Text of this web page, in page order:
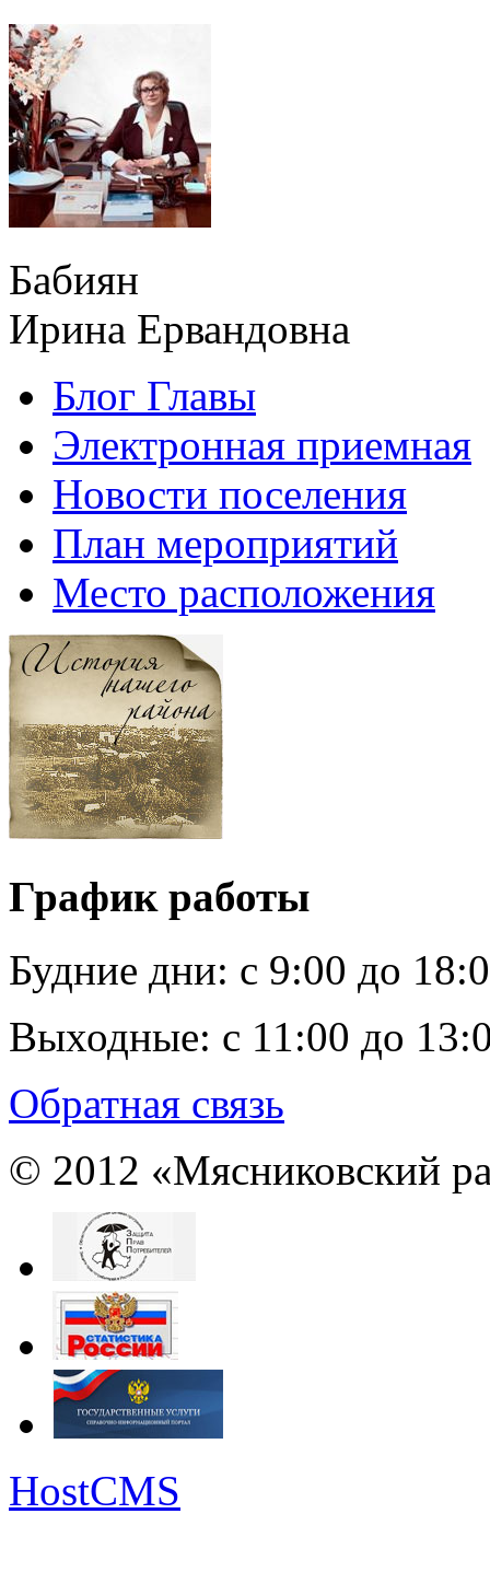
Бабиян
Ирина Ервандовна
Блог Главы
Электронная приемная
Новости поселения
План мероприятий
Место расположения
График работы
Будние дни: c 9:00 до
Выходные: с 11:00 до
Обратная связь
© 2012 «Мясниковский
HostCMS